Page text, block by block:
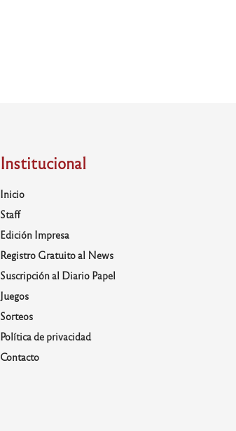
Institucional
Inicio
Staff
Edición Impresa
Registro Gratuito al News
Suscripción al Diario Papel
Juegos
Sorteos
Política de privacidad
Contacto